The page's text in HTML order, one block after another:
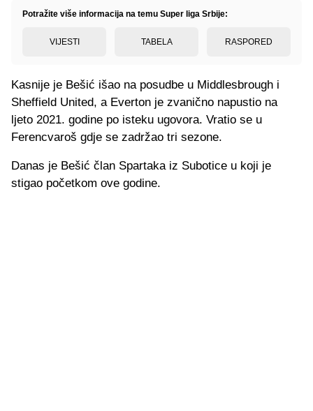
Potražite više informacija na temu Super liga Srbije:
VIJESTI TABELA RASPORED
Kasnije je Bešić išao na posudbe u Middlesbrough i
Sheffield United, a Everton je zvanično napustio na
ljeto 2021. godine po isteku ugovora. Vratio se u
Ferencvaroš gdje se zadržao tri sezone.
Danas je Bešić član Spartaka iz Subotice u koji je
stigao početkom ove godine.